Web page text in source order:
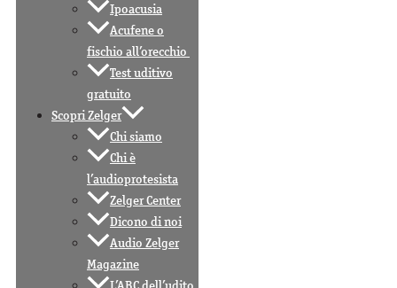
Ipoacusia
Acufene o
fischio all’orecchio
Test uditivo
gratuito
Scopri Zelger
Chi siamo
Chi è
l’audioprotesista
Zelger Center
Dicono di noi
Audio Zelger
Magazine